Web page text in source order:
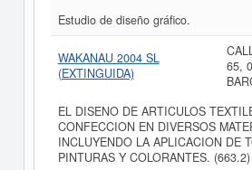
Estudio de diseño gráfico.
WAKANAU 2004 SL
(EXTINGUIDA)
65,
EL DISENO DE ARTICULOS
CONFECCION EN DIVERSOS
INCLUYENDO LA APLICACION DE
PINTURAS Y COLORANTES. (663.2)